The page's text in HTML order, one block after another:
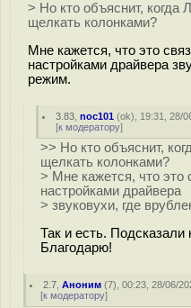
> Но кто объяснит, когда
щелкать колонками?
Мне кажется, что это
настройками драйвера
режим.
3.83 ,noc101 (ok), 19:31, 28/
[к модератору]
>> Но кто объяснит,
щелкать колонками?
> Мне кажется, что это
настройками драйвера
> звуковухи, где
Так и есть.
Благодарю!
2.7 ,Аноним (7), 00:23, 28/06/
[к модератору]